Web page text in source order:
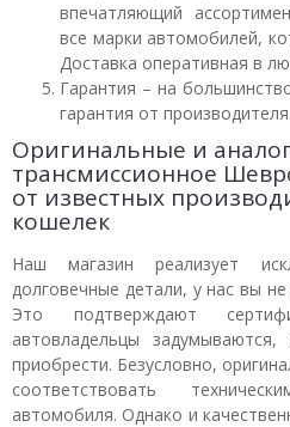
впечатляющий
все марки автомобилей,
Доставка оперативная в
Гарантия – на
гарантия от производителя.
Оригинальные и
трансмиссионное
от известных
кошелек
Наш магазин реализует
долговечные детали, у нас вы
Это подтверждают
автовладельцы
приобрести. Безусловно,
соответствовать
автомобиля. Однако и